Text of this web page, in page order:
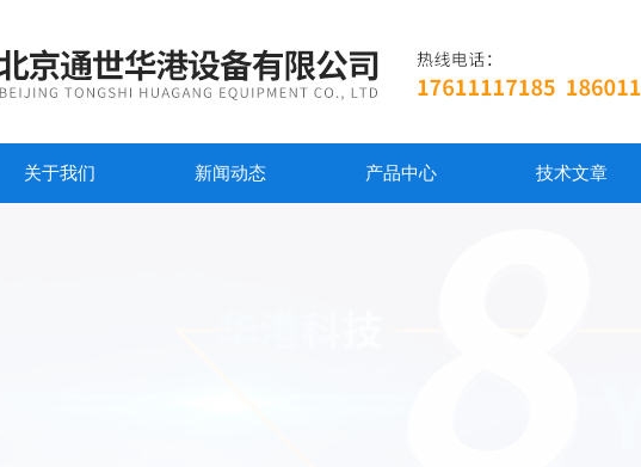
关于我们 新闻动态 产品中心 技术文章